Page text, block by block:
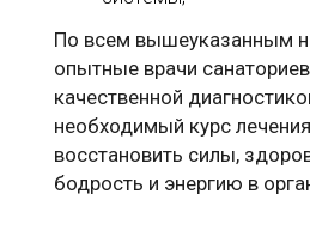
По всем вышеуказанным
опытные врачи
качественной
необходимый курс
восстановить силы,
бодрость и энергию в